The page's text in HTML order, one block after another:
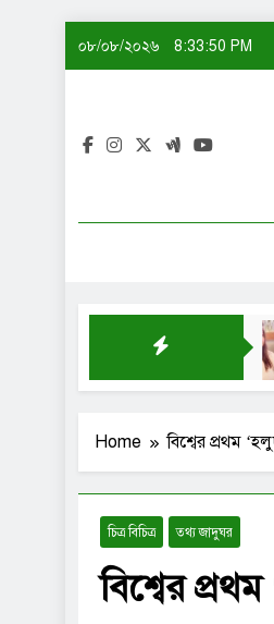
০৮/০৮/২০২৬ 8:33:51 PM
বানিয়ে নাকি: শেখ সাদী
Home বিশ্বের প্রথম
চিত্র বিচিত্র তথ্য জাদুঘর
বিশ্বের